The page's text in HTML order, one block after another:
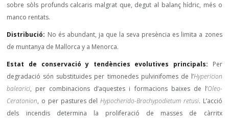
sobre sòls profunds calcaris malgrat que, degut al balanç hídric, més o
manco rentats.
Distribució: No és abundant, ja que la seva presència es limita a zones
de muntanya de Mallorca y a Menorca.
Estat de conservació y tendències evolutives principals: Per
degradació són substituides per timonedes pulvinifomes de l’Hypericion
balearici, per combinacions d’aquestes i formacions baixes de l’Oleo-
Ceratonion, o per pastures delHypocherido-Brachypodietum retusi. L’acció
dels incendis determina la proliferació de masses de càrritx